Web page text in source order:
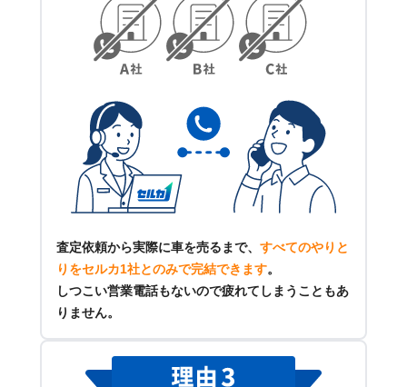
査定依頼から実際に車を売るまで、 すべてのやりと
りをセルカ1社とのみで完結できます。
しつこい営業電話もないので疲れてしまうこともあ
りません。